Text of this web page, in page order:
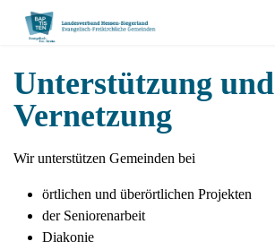
Unterstützung und
Vernetzung
Wir unterstützen Gemeinden bei
örtlichen und überörtlichen Projekten
der Seniorenarbeit
Diakonie